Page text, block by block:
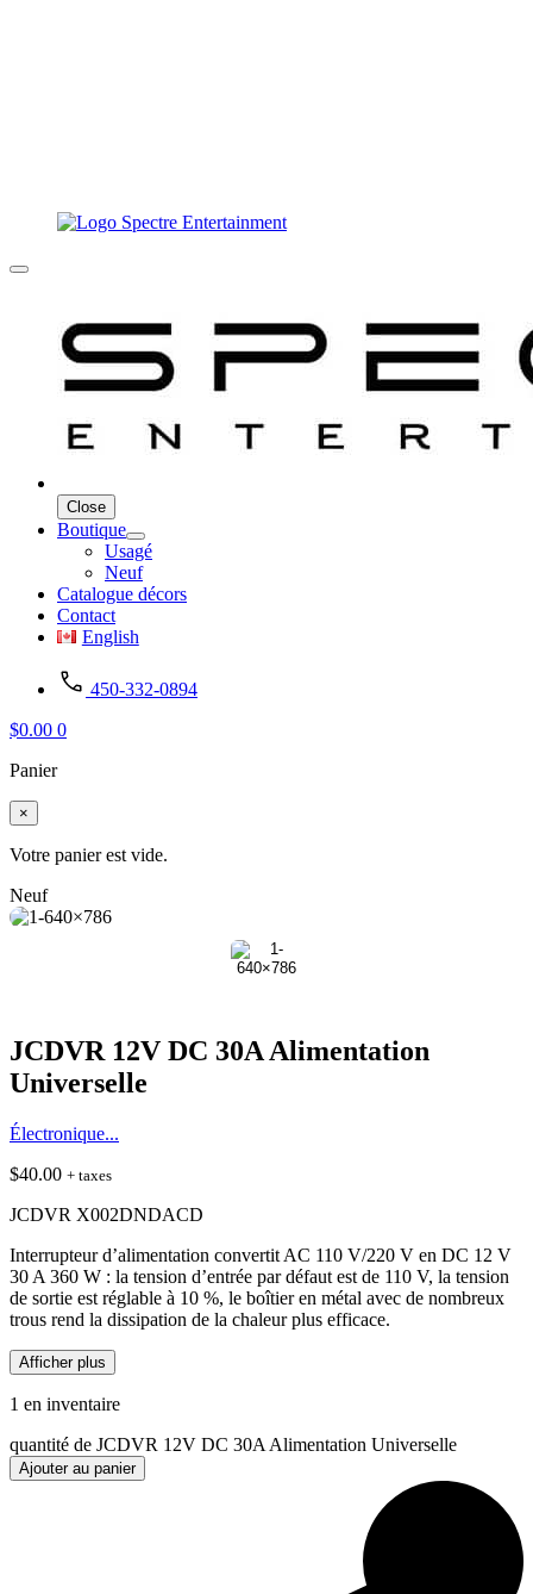
Close
Boutique
Usagé
Neuf
Catalogue décors
Contact
English
450-332-0894
$0.00 0
Panier
×
Votre panier est vide.
Neuf
JCDVR 12V DC 30A Alimentation
Universelle
Électronique...
$40.00 + taxes
JCDVR X002DNDACD
Interrupteur d’alimentation convertit AC 110 V/220 V en DC 12 V
30 A 360 W : la tension d’entrée par défaut est de 110 V, la tension
de sortie est réglable à 10 %, le boîtier en métal avec de nombreux
trous rend la dissipation de la chaleur plus efficace.
Afficher plus
1 en inventaire
quantité de JCDVR 12V DC 30A Alimentation Universelle
Ajouter au panier